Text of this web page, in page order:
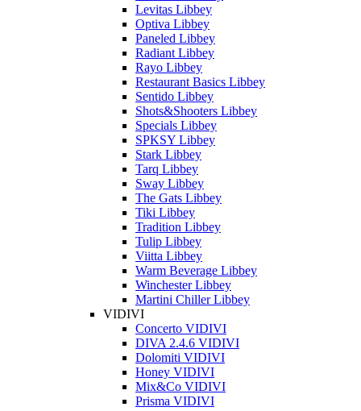
Levitas Libbey
Optiva Libbey
Paneled Libbey
Radiant Libbey
Rayo Libbey
Restaurant Basics Libbey
Sentido Libbey
Shots&Shooters Libbey
Specials Libbey
SPKSY Libbey
Stark Libbey
Tarq Libbey
Sway Libbey
The Gats Libbey
Tiki Libbey
Tradition Libbey
Tulip Libbey
Viitta Libbey
Warm Beverage Libbey
Winchester Libbey
Martini Chiller Libbey
VIDIVI
Concerto VIDIVI
DIVA 2.4.6 VIDIVI
Dolomiti VIDIVI
Honey VIDIVI
Mix&Co VIDIVI
Prisma VIDIVI